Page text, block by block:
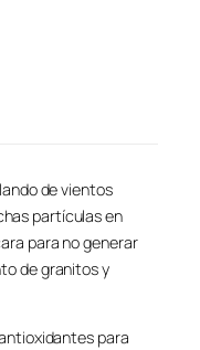
de vientos
partículas en
para no generar
de granitos y
para